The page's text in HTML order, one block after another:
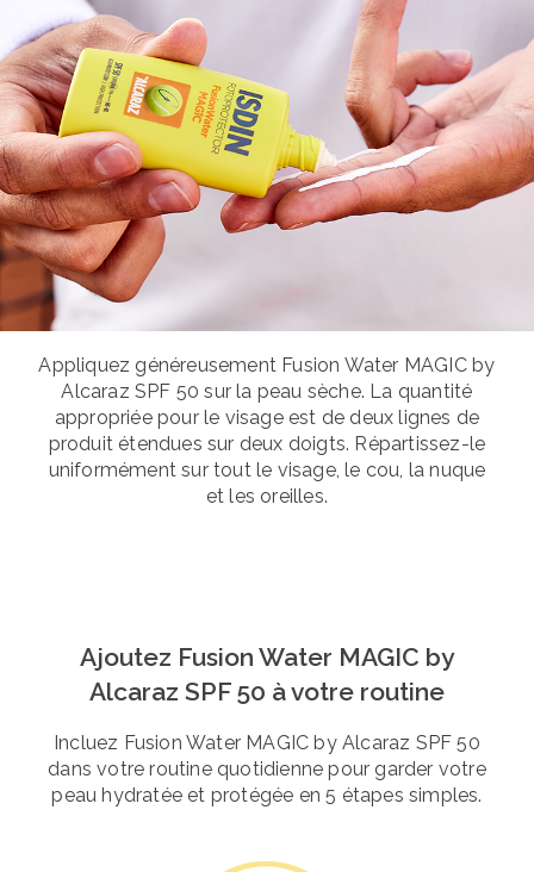
Appliquez généreusement Fusion Water MAGIC by
Alcaraz SPF 50 sur la peau sèche. La quantité
appropriée pour le visage est de deux lignes de
produit étendues sur deux doigts. Répartissez-le
uniformément sur tout le visage, le cou, la nuque
et les oreilles.
Ajoutez Fusion Water MAGIC by
Alcaraz SPF 50 à votre routine
Incluez Fusion Water MAGIC by Alcaraz SPF 50
dans votre routine quotidienne pour garder votre
peau hydratée et protégée en 5 étapes simples.